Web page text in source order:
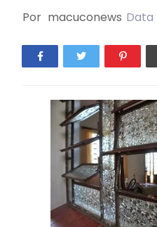
Por macuconews Data